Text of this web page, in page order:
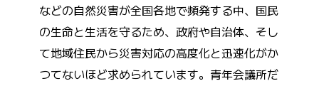
などの自然災害が全国各地で頻発する中、国民
の生命と生活を守るため、政府や自治体、そし
て地域住民から災害対応の高度化と迅速化がか
つてないほど求められています。青年会議所だ